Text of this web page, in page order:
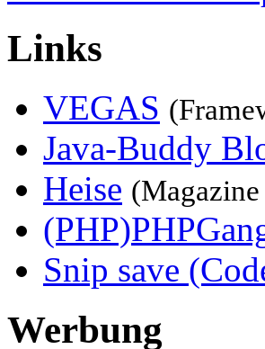
Links
VEGAS
Java-Buddy
Heise
Snip save
Werbung